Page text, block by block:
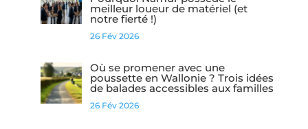
meilleur loueur de matériel (et
notre fierté !)
26 Fév 2026
Où se promener avec une
poussette en Wallonie ? Trois idées
de balades accessibles aux familles
26 Fév 2026